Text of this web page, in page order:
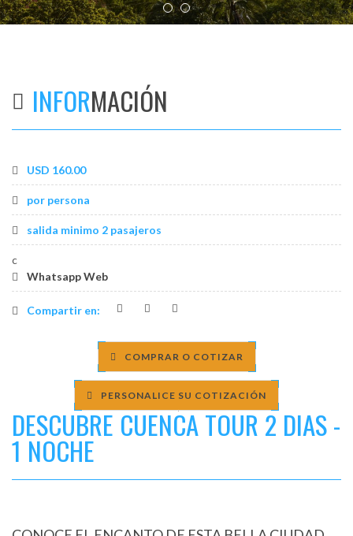
INFORMACIÓN
USD 160.00
por persona
salida minimo 2 pasajeros
c
Whatsapp Web
Compartir en:
COMPRAR O COTIZAR
PERSONALICE SU COTIZACIÓN
DESCUBRE CUENCA TOUR 2 DIAS -
1 NOCHE